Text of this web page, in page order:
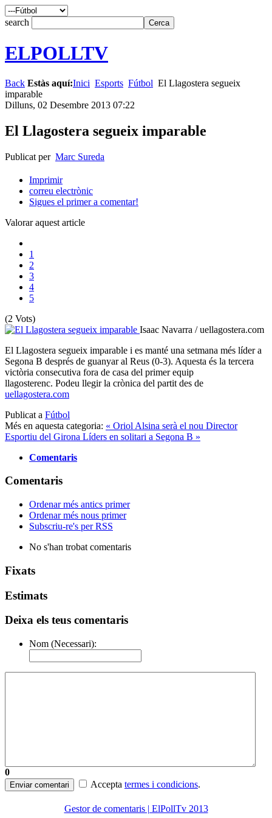
search
ELPOLLTV
Back Estàs aquí:Inici Esports Fútbol El Llagostera segueix
imparable
Dilluns, 02 Desembre 2013 07:22
El Llagostera segueix imparable
Publicat per Marc Sureda
Imprimir
correu electrònic
Sigues el primer a comentar!
Valorar aquest article
1
2
3
4
5
(2 Vots)
Isaac Navarra / uellagostera.com
El Llagostera segueix imparable i es manté una setmana més líder a
Segona B després de guanyar al Reus (0-3). Aquesta és la tercera
victòria consecutiva fora de casa del primer equip
llagosterenc. Podeu llegir la crònica del partit des de
uellagostera.com
Publicat a Fútbol
Més en aquesta categoria: « Oriol Alsina serà el nou Director
Esportiu del Girona Líders en solitari a Segona B »
Comentaris
Comentaris
Ordenar més antics primer
Ordenar més nous primer
Subscriu-re's per RSS
No s'han trobat comentaris
Fixats
Estimats
Deixa els teus comentaris
Nom (Necessari):
0
Enviar comentari Accepta termes i condicions.
Gestor de comentaris | ElPollTv 2013